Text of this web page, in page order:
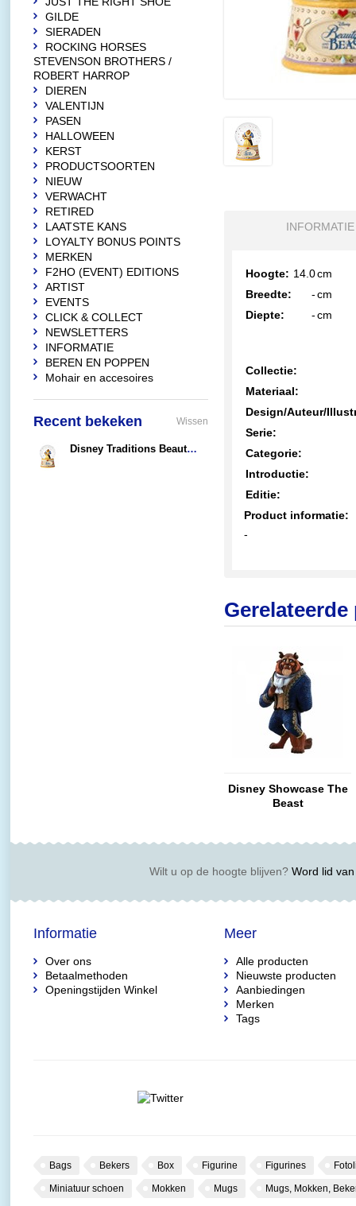
INFORMATIE
Hoogte: 14.0cm
Breedte:
-cm
Diepte:
-cm
Collectie:
Materiaal:
Design/Auteur/
Serie:
Categorie:
Introductie:
Editie:
Product informatie:
-
Disney Showcase The
Beast
GILDE
SIERADEN
ROCKING HORSES
STEVENSON BROTHERS /
ROBERT HARROP
DIEREN
VALENTIJN
PASEN
HALLOWEEN
KERST
PRODUCTSOORTEN
NIEUW
VERWACHT
RETIRED
LAATSTE KANS
LOYALTY BONUS POINTS
MERKEN
F2HO (EVENT) EDITIONS
ARTIST
EVENTS
CLICK & COLLECT
NEWSLETTERS
INFORMATIE
BEREN EN POPPEN
Mohair en accesoires
Recent bekeken Wissen
Disney Traditions Beauty & the Beast (Snowglobe)
Wilt u op de hoogte blijven?Word lid van
Informatie
Over ons
Betaalmethoden
Openingstijden Winkel
Meer
Alle producten
Nieuwste producten
Aanbiedingen
Merken
Tags
Bags Bekers Box Figurine Figurines
Miniatuur schoen Mokken Mugs Mugs, Mokken,